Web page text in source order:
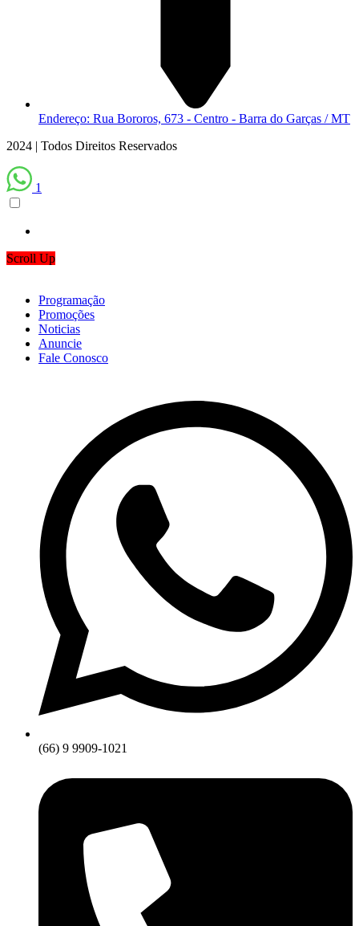
Endereço: Rua Bororos, 673 - Centro - Barra do Garças / MT
2024 | Todos Direitos Reservados
1
Scroll Up
Programação
Promoções
Noticias
Anuncie
Fale Conosco
(66) 9 9909-1021